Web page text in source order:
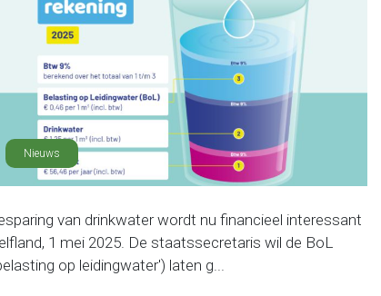
Nieuws
van drinkwater wordt nu financieel interessant
1 mei 2025. De staatssecretaris wil de BoL
op leidingwater') laten g...